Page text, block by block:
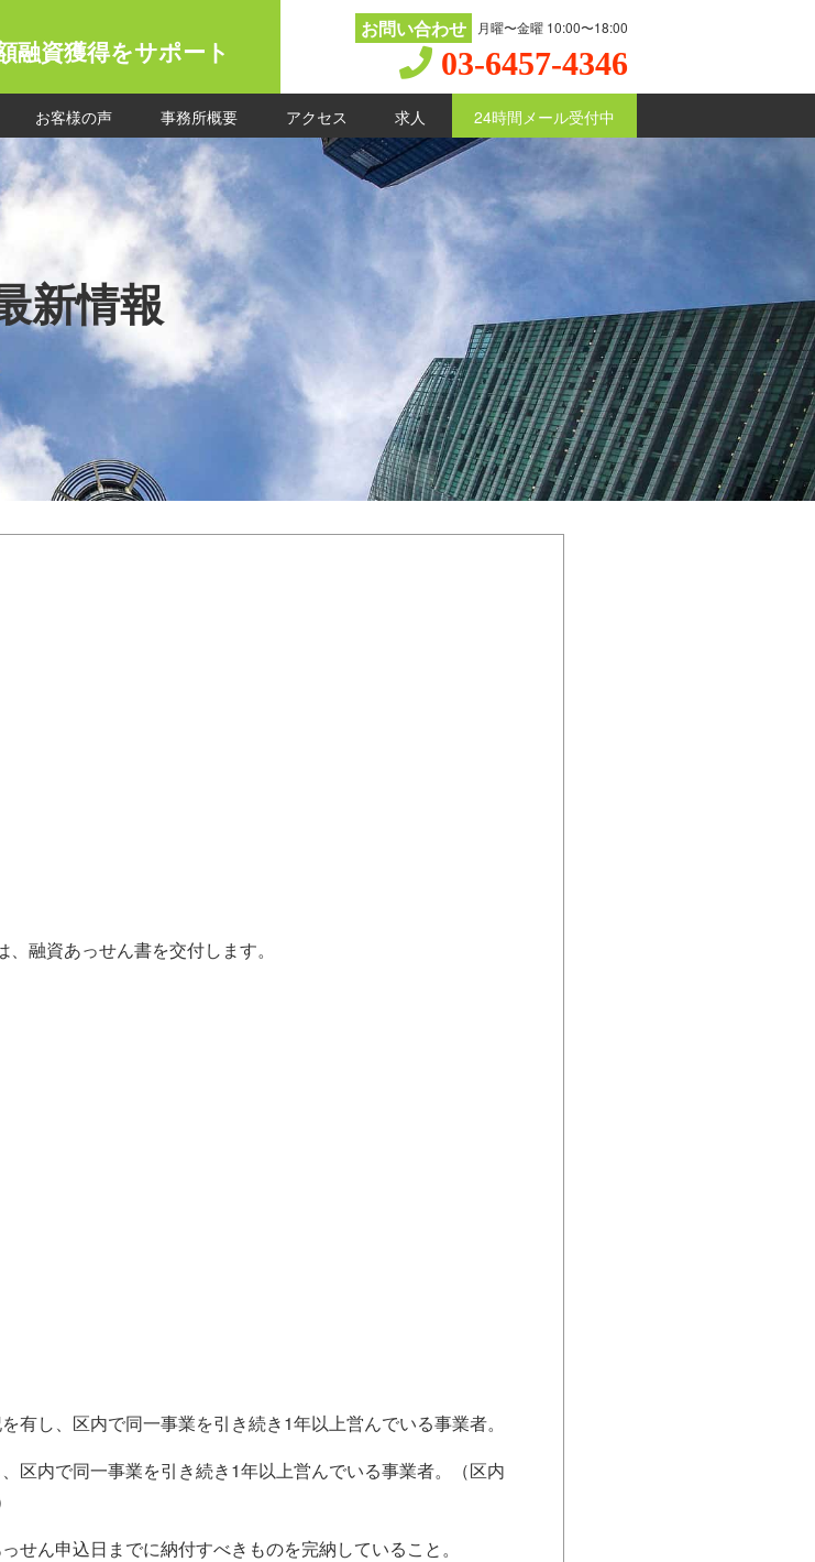
融資獲得をサポート
お問い合わせ 月曜〜金曜 10:00〜18:00
03-6457-4346
お客様の声 事務所概要 アクセス 求人 24時間メール受付中
新情報
融資あっせん書を交付します。
有し、区内で同一事業を引き続き1年以上営んでいる事業者。
区内で同一事業を引き続き1年以上営んでいる事業者。（区内
せん申込日までに納付すべきものを完納していること。